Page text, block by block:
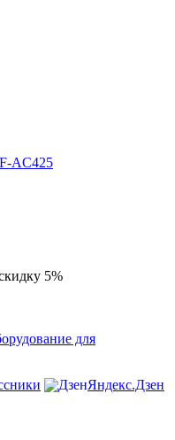
AC425
5%
для
Яндекс.Дзен